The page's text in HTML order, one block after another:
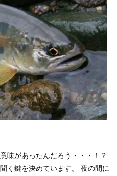
味があったんだろう・・・！？
く鍵を決めています。
夜の間に